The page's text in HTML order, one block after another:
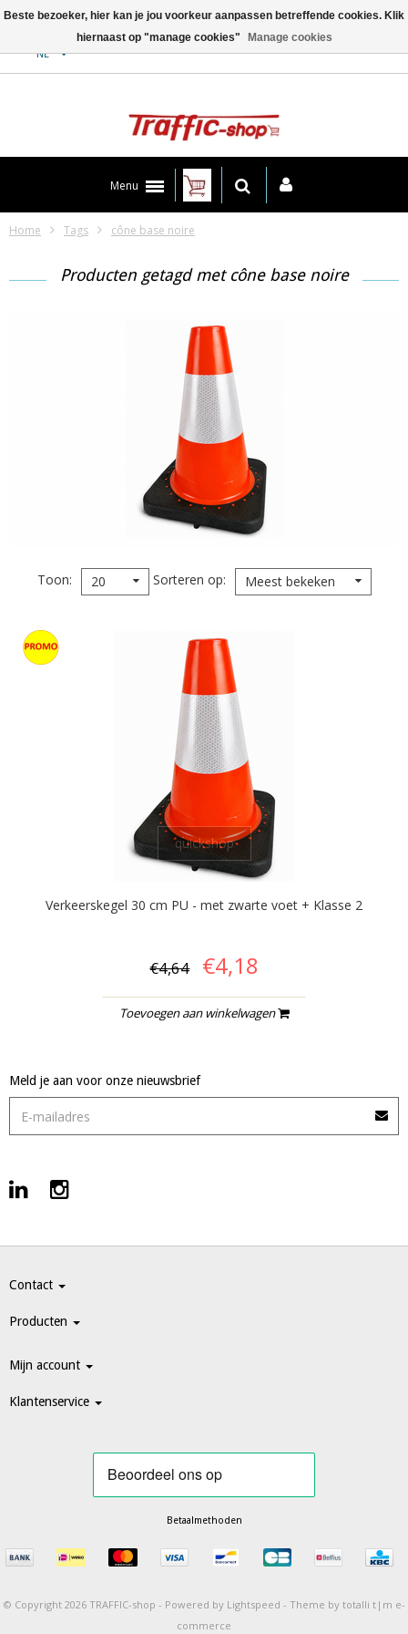
NL
Menu
Home Tags cône base noire
Producten getagd met cône base noire
Toon 20 Sorteren op Meest bekeken
quickshop
Verkeerskegel 30 cm PU - met zwarte voet + Klasse 2
€4,64 €4,18
Toevoegen aan winkelwagen
Meld je aan voor onze nieuwsbrief
Contact
Producten
Mijn account
Klantenservice
Betaalmethoden
© Copyright 2026 TRAFFIC-shop - Powered by Lightspeed - Theme by totalli t|m e-
commerce
Beste bezoeker, hier kan je jou voorkeur aanpassen betreffende cookies. Klik
hiernaast op "manage cookies"
Manage cookies